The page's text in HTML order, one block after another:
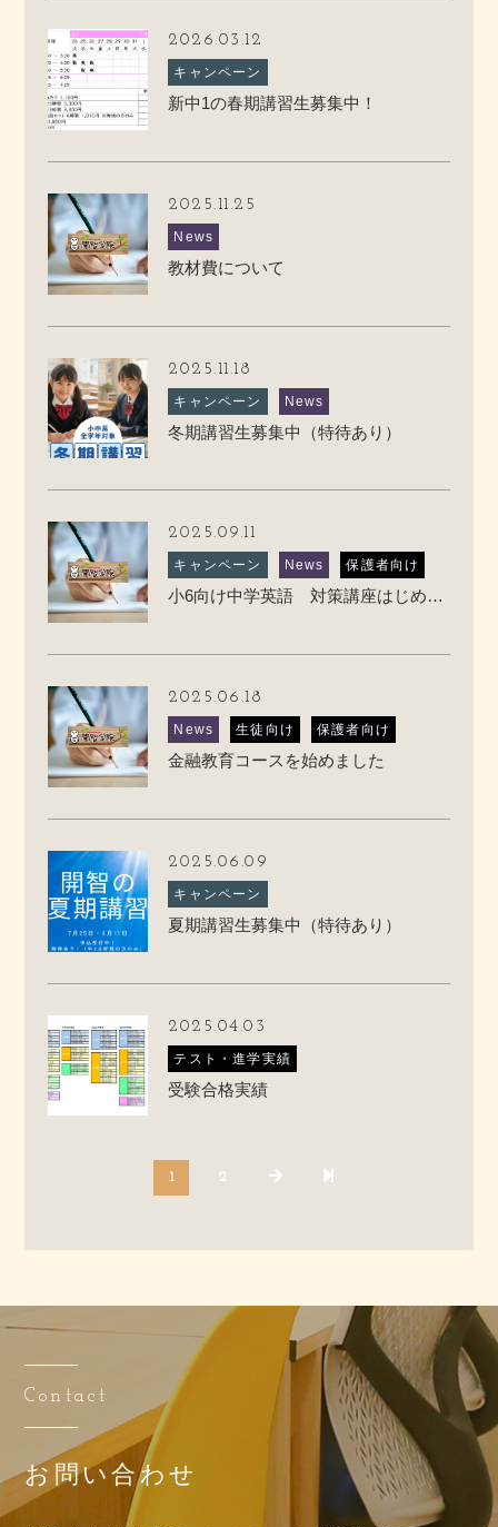
2026.03.12
キャンペーン
新中1の春期講習生募集中！
2025.11.25
News
教材費について
2025.11.18
キャンペーン News
冬期講習生募集中（特待あり）
2025.09.11
キャンペーン News 保護者向け
小6向け中学英語 対策講座はじめます
2025.06.18
News 生徒向け 保護者向け
金融教育コースを始めました
2025.06.09
キャンペーン
夏期講習生募集中（特待あり）
2025.04.03
テスト・進学実績
受験合格実績
1 2
Contact
お問い合わせ